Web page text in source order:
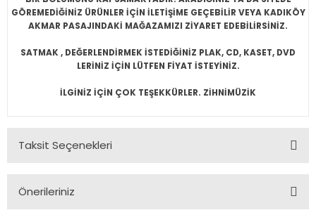
GÖREMEDİĞİNİZ ÜRÜNLER İÇİN İLETİŞİME GEÇEBİLİR VEYA KADIKÖY
AKMAR PASAJINDAKİ MAĞAZAMIZI ZİYARET EDEBİLİRSİNİZ.
SATMAK , DEĞERLENDİRMEK İSTEDİĞİNİZ PLAK, CD, KASET, DVD
LERİNİZ İÇİN LÜTFEN FİYAT İSTEYİNİZ.
İLGİNİZ İÇİN ÇOK TEŞEKKÜRLER. ZİHNİMÜZİK
Taksit Seçenekleri
Önerileriniz